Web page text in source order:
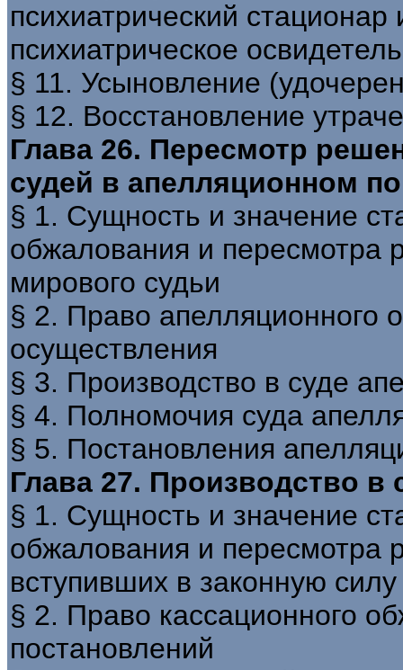
психиатрический
психиатрическое
§ 11. Усыновление
§ 12. Восстановление
Глава 26. Пересмотр
судей в апелляционном
§ 1. Сущность и значение
обжалования и пересмотра
мирового судьи
§ 2. Право апелляционного
осуществления
§ 3. Производство в суде
§ 4. Полномочия суда
§ 5. Постановления
Глава 27. Производство в
§ 1. Сущность и значение
обжалования и пересмотра
вступивших в законную силу
§ 2. Право кассационного
постановлений